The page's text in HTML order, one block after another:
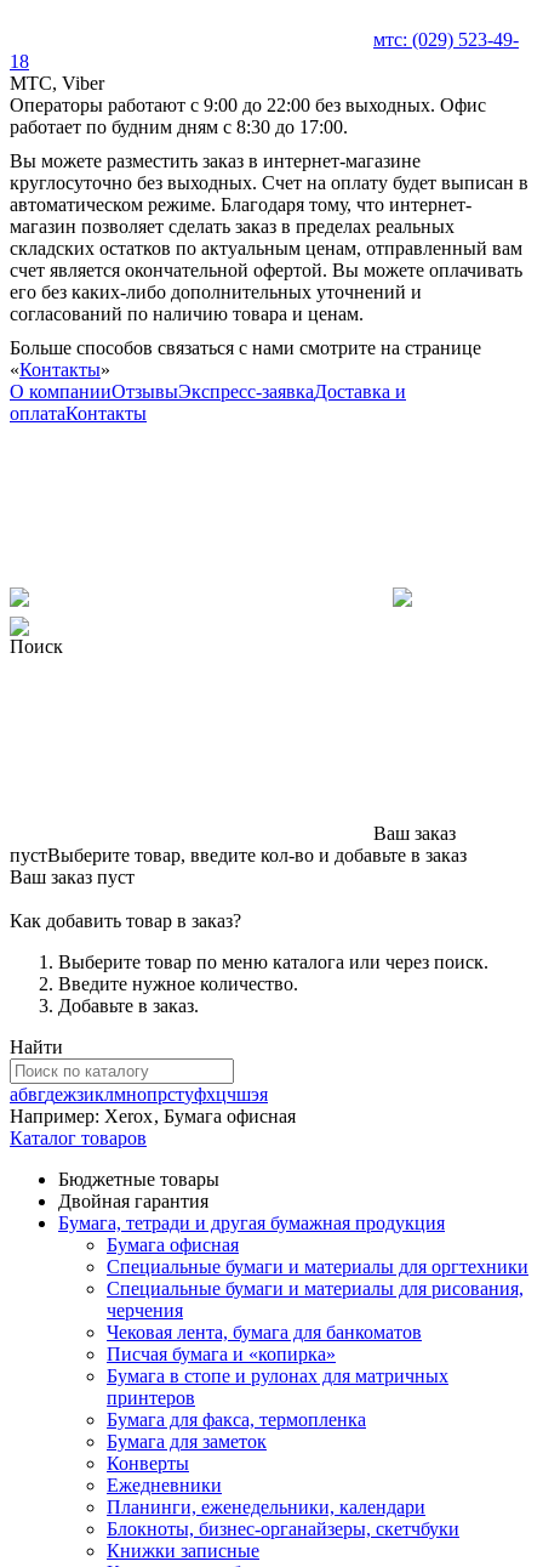
мтс: (029) 523-49-
18
MTC, Viber
Операторы работают с 9:00 до 22:00 без выходных. Офис
работает по будним дням с 8:30 до 17:00.
Вы можете разместить заказ в интернет-магазине
круглосуточно без выходных. Счет на оплату будет выписан в
автоматическом режиме. Благодаря тому, что интернет-
магазин позволяет сделать заказ в пределах реальных
складских остатков по актуальным ценам, отправленный вам
счет является окончательной офертой. Вы можете оплачивать
его без каких-либо дополнительных уточнений и
согласований по наличию товара и ценам.
Больше способов связаться с нами смотрите на странице
«Контакты»
О компанииОтзывыЭкспресс-заявкаДоставка и
оплатаКонтакты
Поиск
Ваш заказ
пустВыберите товар, введите кол-во и добавьте в заказ
Ваш заказ пуст
Как добавить товар в заказ?
Выберите товар по меню каталога или через поиск.
Введите нужное количество.
Добавьте в заказ.
Найти
абвгдежзиклмнопрстуфхцчшэя
Например: Xerox, Бумага офисная
Каталог товаров
Бюджетные товары
Двойная гарантия
Бумага, тетради и другая бумажная продукция
Бумага офисная
Специальные бумаги и материалы для оргтехники
Специальные бумаги и материалы для рисования,
черчения
Чековая лента, бумага для банкоматов
Писчая бумага и «копирка»
Бумага в стопе и рулонах для матричных
принтеров
Бумага для факса, термопленка
Бумага для заметок
Конверты
Ежедневники
Планинги, еженедельники, календари
Блокноты, бизнес-органайзеры, скетчбуки
Книжки записные